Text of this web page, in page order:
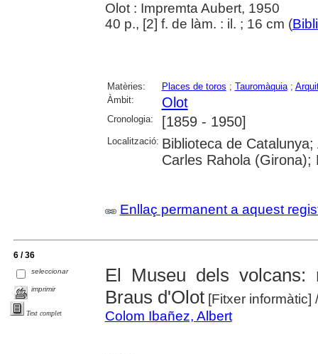
Olot : Impremta Aubert, 1950
40 p., [2] f. de làm. : il. ; 16 cm (
Matèries: Places de toros ; Tauromàquia;
Àmbit:
Olot
Cronologia: [1859 - 1950]
Localització: Biblioteca de
Carles Rahola
Enllaç permanent a aquest
6 / 36
seleccionar
imprimir
Text complet
El Museu dels volcans:
Braus d'Olot[Fitxer informàtic]
Colom Ibañez, Albert